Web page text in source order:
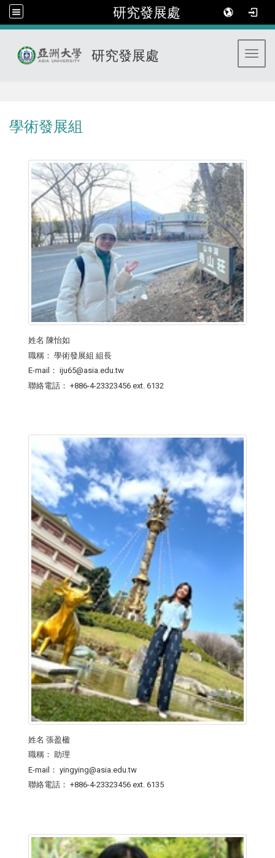
研究發展處
研究發展處
學術發展組
姓名 陳怡如
職稱： 學術發展組 組長
E-mail： iju65@asia.edu.tw
聯絡電話： +886-4-23323456 ext. 6132
姓名 張盈楹
職稱： 助理
E-mail： yingying@asia.edu.tw
聯絡電話： +886-4-23323456 ext. 6135